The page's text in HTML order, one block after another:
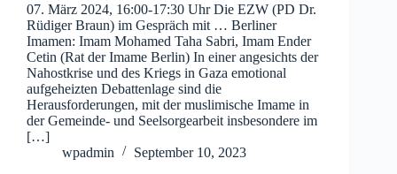
07. März 2024, 16:00-17:30 Uhr Die EZW (PD Dr.
Rüdiger Braun) im Gespräch mit … Berliner
Imamen: Imam Mohamed Taha Sabri, Imam Ender
Cetin (Rat der Imame Berlin) In einer angesichts der
Nahostkrise und des Kriegs in Gaza emotional
aufgeheizten Debattenlage sind die
Herausforderungen, mit der muslimische Imame in
der Gemeinde- und Seelsorgearbeit insbesondere im
[…]
wpadmin
September 10, 2023